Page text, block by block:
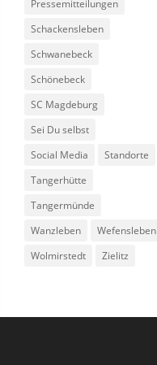
Pressemitteilungen
Schackensleben
Schwanebeck
Schönebeck
SC Magdeburg
Sei Du selbst
Social Media
Standorte
Tangerhütte
Tangermünde
Wanzleben
Wefensleben
Wolmirstedt
Zielitz